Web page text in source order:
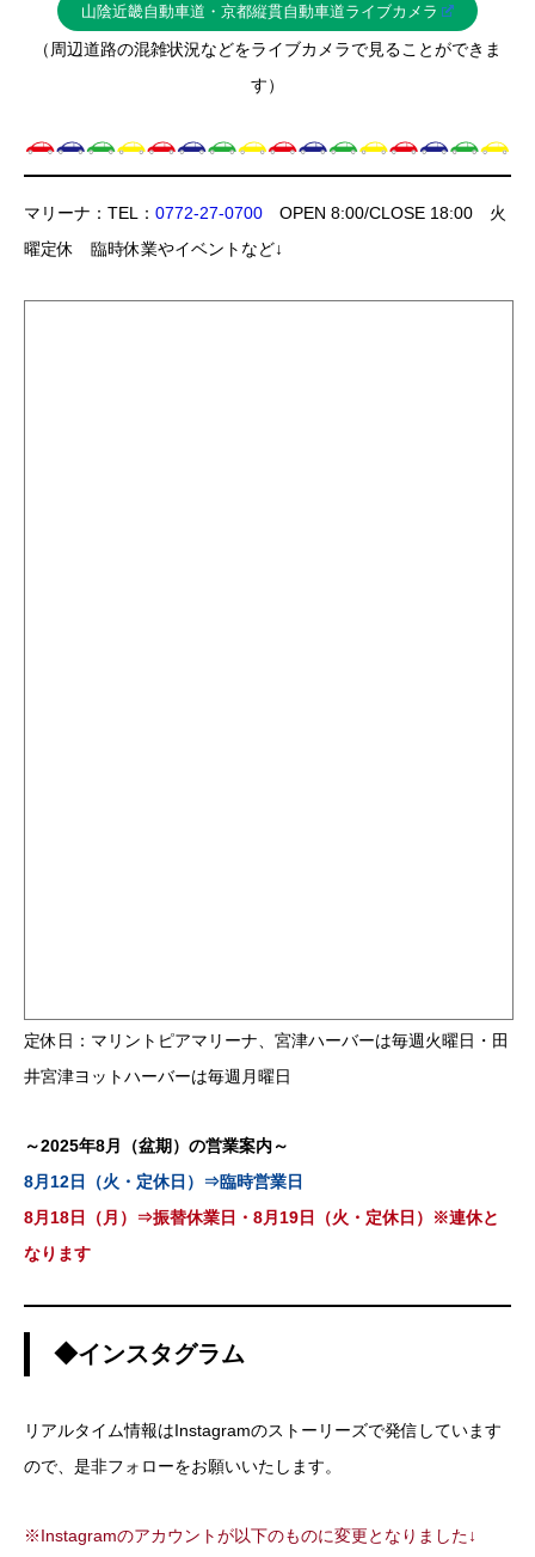
山陰近畿自動車道・京都縦貫自動車道ライブカメラ
（周辺道路の混雑状況などをライブカメラで見ることができま
す）
マリーナ：TEL： 0772-27-0700 OPEN 8:00/CLOSE 18:00 火
曜定休 臨時休業やイベントなど↓
定休日：マリントピアマリーナ、宮津ハーバーは毎週火曜日・田
井宮津ヨットハーバーは毎週月曜日
～2025年8月（盆期）の営業案内～
8月12日（火・定休日）⇒臨時営業日
8月18日（月）⇒振替休業日・8月19日（火・定休日）※連休と
なります
◆インスタグラム
リアルタイム情報はInstagramのストーリーズで発信しています
ので、是非フォローをお願いいたします。
※Instagramのアカウントが以下のものに変更となりました↓